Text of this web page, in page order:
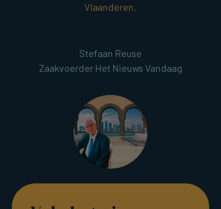
Vlaanderen.
Stefaan Reuse
Zaakvoerder Het Nieuws Vandaag